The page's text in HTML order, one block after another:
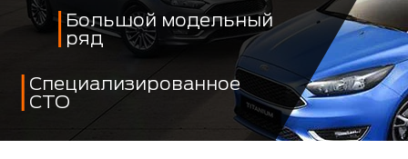
Большой модельный
ряд
Специализированное
СТО